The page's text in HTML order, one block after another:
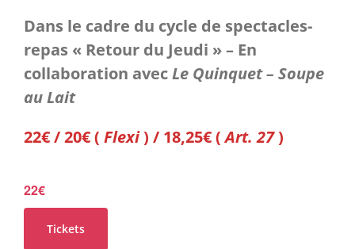
Dans le cadre du cycle de spectacles-
repas « Retour du Jeudi » – En
collaboration avecLe Quinquet – Soupe
au Lait
22€ / 20€ ( Flexi) / 18,25€ (Art. 27)
22€
Tickets